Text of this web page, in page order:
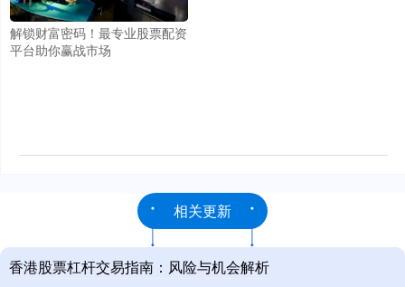
解锁财富密码！最专业股票配资
平台助你赢战市场
相关更新
香港股票杠杆交易指南：风险与机会解析